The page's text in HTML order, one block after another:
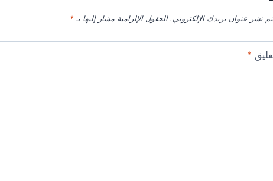
نشر عنوان بريدك الإلكتروني. الحقول الإلزامية مشار إليها بـ*
*